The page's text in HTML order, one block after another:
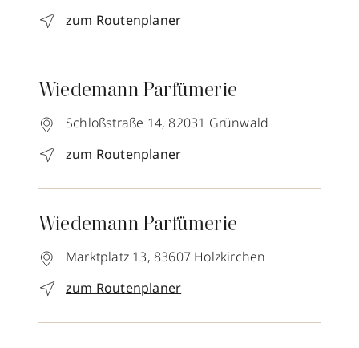
zum Routenplaner
Wiedemann Parfümerie
Schloßstraße 14, 82031 Grünwald
zum Routenplaner
Wiedemann Parfümerie
Marktplatz 13, 83607 Holzkirchen
zum Routenplaner